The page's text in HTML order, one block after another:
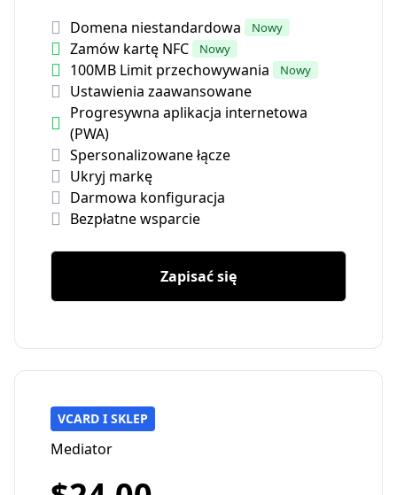
Domena niestandardowa
Nowy
Zamów kartę NFC Nowy
100MB Limit przechowywania Nowy
Ustawienia zaawansowane
Progresywna aplikacja internetowa
(PWA)
Spersonalizowane łącze
Ukryj markę
Darmowa konfiguracja
Bezpłatne wsparcie
Zapisać się
VCARD I SKLEP
Mediator